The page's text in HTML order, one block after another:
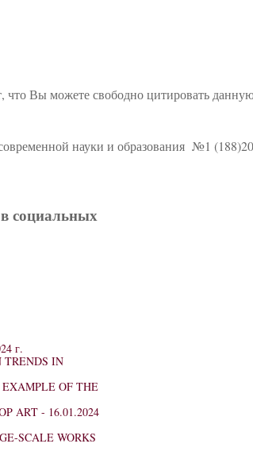
Вы можете свободно цитировать
науки и образования №1
социальных
г.
TRENDS IN
OF THE
ART - 16.01.2024
SCALE WORKS